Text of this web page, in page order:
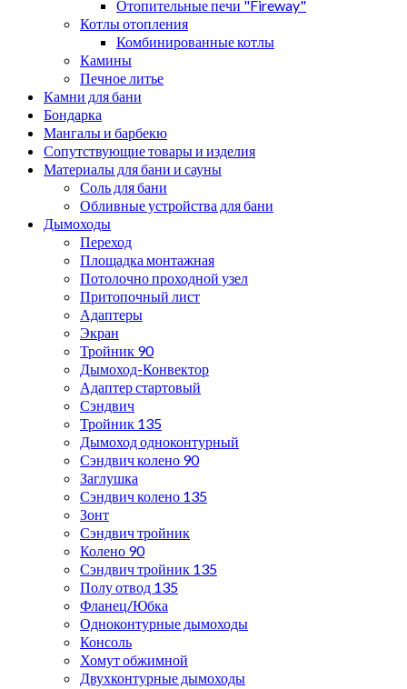
Отопительные печи "Fireway"
Котлы отопления
Комбинированные котлы
Камины
Печное литье
Камни для бани
Бондарка
Мангалы и барбекю
Сопутствующие товары и изделия
Материалы для бани и сауны
Соль для бани
Обливные устройства для бани
Дымоходы
Переход
Площадка монтажная
Потолочно проходной узел
Притопочный лист
Адаптеры
Экран
Тройник 90
Дымоход-Конвектор
Адаптер стартовый
Сэндвич
Тройник 135
Дымоход одноконтурный
Сэндвич колено 90
Заглушка
Сэндвич колено 135
Зонт
Сэндвич тройник
Колено 90
Сэндвич тройник 135
Полу отвод 135
Фланец/Юбка
Одноконтурные дымоходы
Консоль
Хомут обжимной
Двухконтурные дымоходы